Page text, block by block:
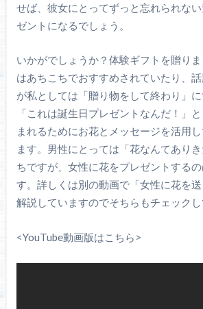
せば、彼女にとってずっと忘れられな
ゼントになるでしょう。
いかがでしょうか？体験ギフトを贈り
はあちこちでおすすめされていたり、
が私としては「贈り物をして終わり」に
「これは誕生日プレゼントなんだ！」
まれるためにお花とメッセージを活用
ます。男性にとっては「花なんてあり
ちですが、女性に花をプレゼントする
す。詳しくは別の動画で「女性に花を
解説していますのでそちらもチェックし
<YouTube動画版はこちら>